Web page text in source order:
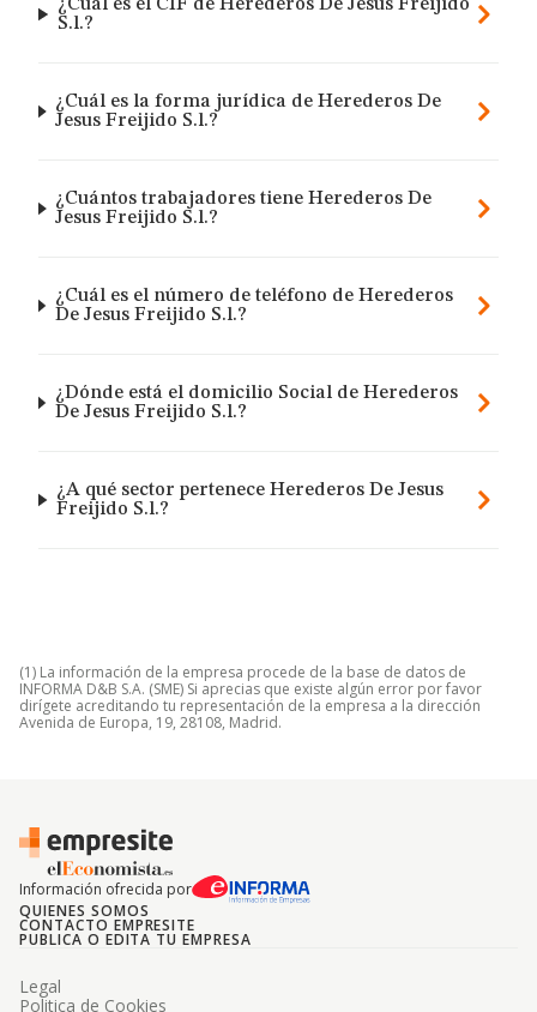
¿Cuál es el CIF de Herederos De Jesus Freijido
S.l.?
¿Cuál es la forma jurídica de Herederos De
Jesus Freijido S.l.?
¿Cuántos trabajadores tiene Herederos De
Jesus Freijido S.l.?
¿Cuál es el número de teléfono de Herederos
De Jesus Freijido S.l.?
¿Dónde está el domicilio Social de Herederos
De Jesus Freijido S.l.?
¿A qué sector pertenece Herederos De Jesus
Freijido S.l.?
(1) La información de la empresa procede de la base de datos de
INFORMA D&B S.A. (SME) Si aprecias que existe algún error por favor
dirígete acreditando tu representación de la empresa a la dirección
Avenida de Europa, 19, 28108, Madrid.
Información ofrecida por
QUIENES SOMOS
CONTACTO EMPRESITE
PUBLICA O EDITA TU EMPRESA
Legal
Politica de Cookies